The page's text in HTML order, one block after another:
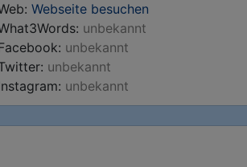
Webseite besuchen
unbekannt
unbekannt
unbekannt
unbekannt